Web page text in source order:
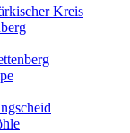
Kreis